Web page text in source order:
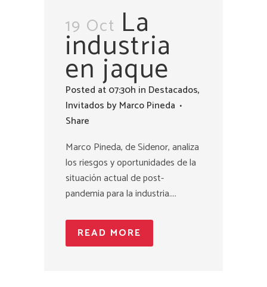
19 Oct La
industria
en jaque
Posted at 07:30h in Destacados,
Invitados byMarco Pineda
Share
Marco Pineda, de Sidenor, analiza
los riesgos y oportunidades de la
situación actual de post-
pandemia para la industria....
READ MORE